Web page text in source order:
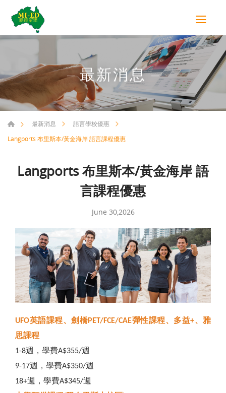
最新消息
最新消息
語言學校優惠
Langports 布里斯本/黃金海岸 語言課程優惠
Langports 布里斯本/黃金海岸 語
言課程優惠
June 30,2026
UFO英語課程、劍橋PET/FCE/CAE彈性課程、多益+、雅
思課程
1-8週，學費A$355/週
9-17週，學費A$350/週
18+週，學費A$345/週